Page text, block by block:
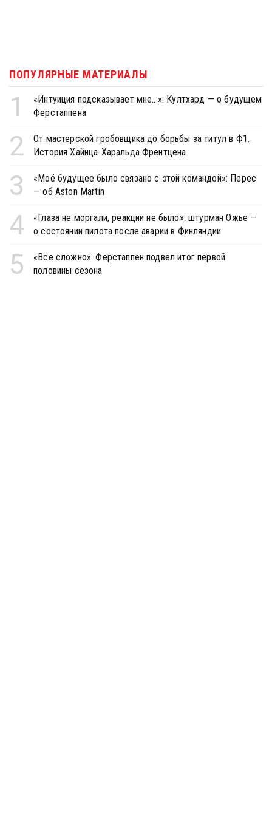
ПОПУЛЯРНЫЕ МАТЕРИАЛЫ
1
«Интуиция подсказывает мне...»: Култхард — о будущем
Ферстаппена
2
От мастерской гробовщика до борьбы за титул в Ф1.
История Хайнца-Харальда Френтцена
3
«Моё будущее было связано с этой командой»: Перес
— об Aston Martin
4
«Глаза не моргали, реакции не было»: штурман Ожье —
о состоянии пилота после аварии в Финляндии
5
«Все сложно». Ферстаппен подвел итог первой
половины сезона